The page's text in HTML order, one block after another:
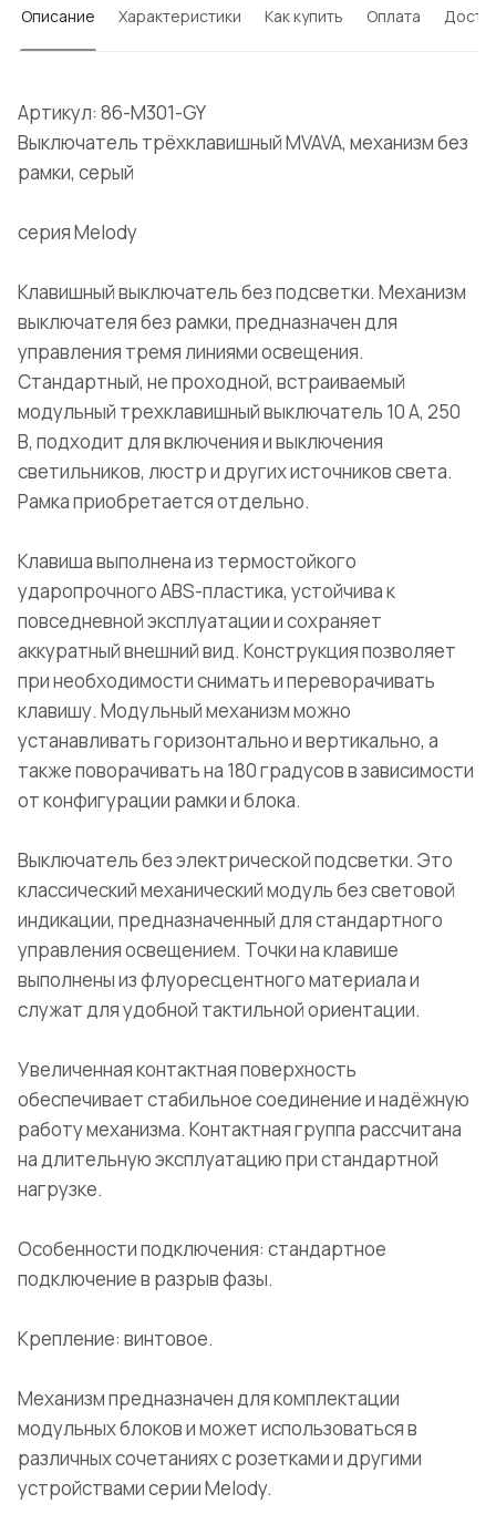
Описание Характеристики Как купить Оплата
Артикул: 86-M301-GY
Выключатель трёхклавишный MVAVA, механизм без
рамки, серый
серия Melody
Клавишный выключатель без подсветки. Механизм
выключателя без рамки, предназначен для
управления тремя линиями освещения.
Стандартный, не проходной, встраиваемый
модульный трехклавишный выключатель 10 А, 250
В, подходит для включения и выключения
светильников, люстр и других источников света.
Рамка приобретается отдельно.
Клавиша выполнена из термостойкого
ударопрочного ABS-пластика, устойчива к
повседневной эксплуатации и сохраняет
аккуратный внешний вид. Конструкция позволяет
при необходимости снимать и переворачивать
клавишу. Модульный механизм можно
устанавливать горизонтально и вертикально, а
также поворачивать на 180 градусов в зависимости
от конфигурации рамки и блока.
Выключатель без электрической подсветки. Это
классический механический модуль без световой
индикации, предназначенный для стандартного
управления освещением. Точки на клавише
выполнены из флуоресцентного материала и
служат для удобной тактильной ориентации.
Увеличенная контактная поверхность
обеспечивает стабильное соединение и надёжную
работу механизма. Контактная группа рассчитана
на длительную эксплуатацию при стандартной
нагрузке.
Особенности подключения: стандартное
подключение в разрыв фазы.
Крепление: винтовое.
Механизм предназначен для комплектации
модульных блоков и может использоваться в
различных сочетаниях с розетками и другими
устройствами серии Melody.